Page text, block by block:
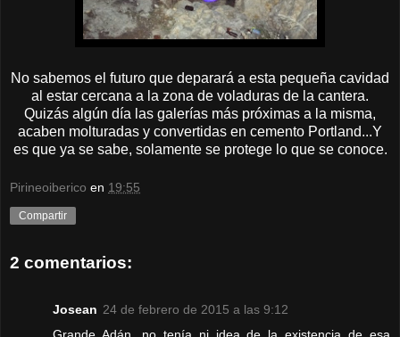
No sabemos el futuro que deparará a esta pequeña cavidad
al estar cercana a la zona de voladuras de la cantera.
Quizás algún día las galerías más próximas a la misma,
acaben molturadas y convertidas en cemento Portland...Y
es que ya se sabe, solamente se protege lo que se conoce.
Pirineoiberico en 19:55
Compartir
2 comentarios:
Josean 24 de febrero de 2015 a las 9:12
Grande Adán, no tenía ni idea de la existencia de esa